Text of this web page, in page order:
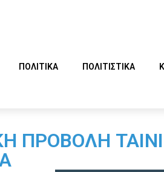
ΠΟΛΙΤΙΚΑ ΠΟΛΙΤΙΣΤΙΚΑ
ΠΡΟΒΟΛΗ